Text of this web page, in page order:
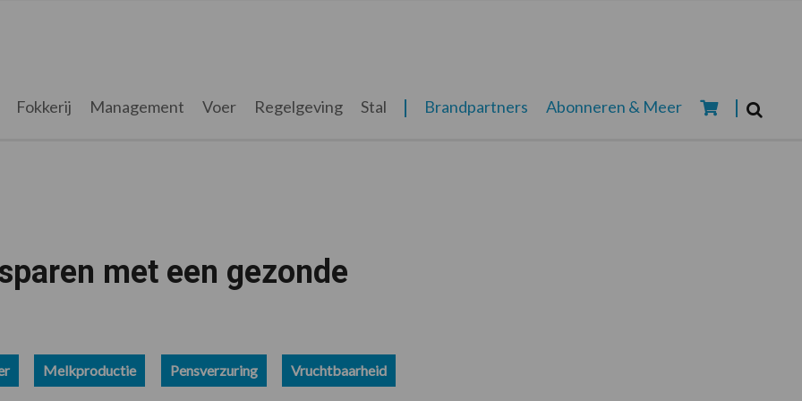
Fokkerij Management Voer Regelgeving Stal Brandpartners Abonneren & Meer
met een gezonde
Melkproductie Pensverzuring Vruchtbaarheid